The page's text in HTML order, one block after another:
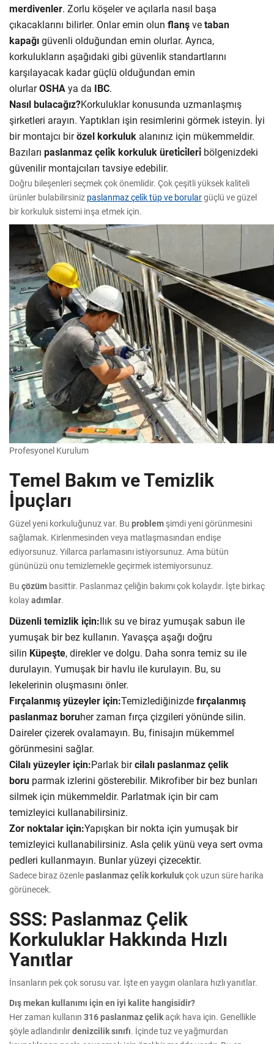
merdivenler. Zorlu köşeler ve açılarla nasıl başa
çıkacaklarını bilirler. Onlar emin olun flanşvetaban
kapağıgüvenli olduğundan emin olurlar. Ayrıca,
korkulukların aşağıdaki gibi güvenlik standartlarını
karşılayacak kadar güçlü olduğundan emin
olurlarOSHAya da IBC.
Nasıl bulacağız?Korkuluklar konusunda uzmanlaşmış
şirketleri arayın. Yaptıkları işin resimlerini görmek isteyin. İyi
bir montajcı birözel korkuluk alanınız için mükemmeldir.
Bazıları paslanmaz çeli̇k korkuluk üreti̇ci̇leri̇ bölgenizdeki
güvenilir montajcıları tavsiye edebilir.
Doğru bileşenleri seçmek çok önemlidir. Çok çeşitli yüksek kaliteli
ürünler bulabilirsiniz paslanmaz çeli̇k tüp ve borulargüçlü ve güzel
bir korkuluk sistemi inşa etmek için.
Profesyonel Kurulum
Temel Bakım ve Temizlik
İpuçları
Güzel yeni korkuluğunuz var. Bu problem şimdi yeni görünmesini
sağlamak. Kirlenmesinden veya matlaşmasından endişe
ediyorsunuz. Yıllarca parlamasını istiyorsunuz. Ama bütün
gününüzü onu temizlemekle geçirmek istemiyorsunuz.
Bu çözüm basittir. Paslanmaz çeliğin bakımı çok kolaydır. İşte birkaç
kolayadımlar.
Düzenli temizlik için:Ilık su ve biraz yumuşak sabun ile
yumuşak bir bez kullanın. Yavaşça aşağı doğru
silin Küpeşte, direkler ve dolgu. Daha sonra temiz su ile
durulayın. Yumuşak bir havlu ile kurulayın. Bu, su
lekelerinin oluşmasını önler.
Fırçalanmış yüzeyler için:Temizlediğinizdefırçalanmış
paslanmaz boruher zaman fırça çizgileri yönünde silin.
Daireler çizerek ovalamayın. Bu, finisajın mükemmel
görünmesini sağlar.
Cilalı yüzeyler için:Parlak bircilalı paslanmaz çelik
boru parmak izlerini gösterebilir. Mikrofiber bir bez bunları
silmek için mükemmeldir. Parlatmak için bir cam
temizleyici kullanabilirsiniz.
Zor noktalar için:Yapışkan bir nokta için yumuşak bir
temizleyici kullanabilirsiniz. Asla çelik yünü veya sert ovma
pedleri kullanmayın. Bunlar yüzeyi çizecektir.
Sadece biraz özenlepaslanmaz çeli̇k korkulukçok uzun süre harika
görünecek.
SSS: Paslanmaz Çelik
Korkuluklar Hakkında Hızlı
Yanıtlar
İnsanların pek çok sorusu var. İşte en yaygın olanlara hızlı yanıtlar.
Dış mekan kullanımı için en iyi kalite hangisidir?
Her zaman kullanın 316 paslanmaz çelikaçık hava için. Genellikle
şöyle adlandırılırdenizcilik sınıfı. İçinde tuz ve yağmurdan